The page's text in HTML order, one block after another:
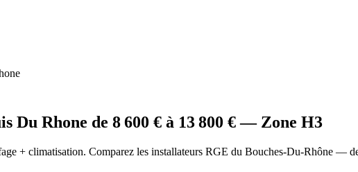
Du Rhone de 8 600 € à 13 800 € — Zone H3
+ climatisation. Comparez les installateurs RGE du Bouches-Du-Rhône —